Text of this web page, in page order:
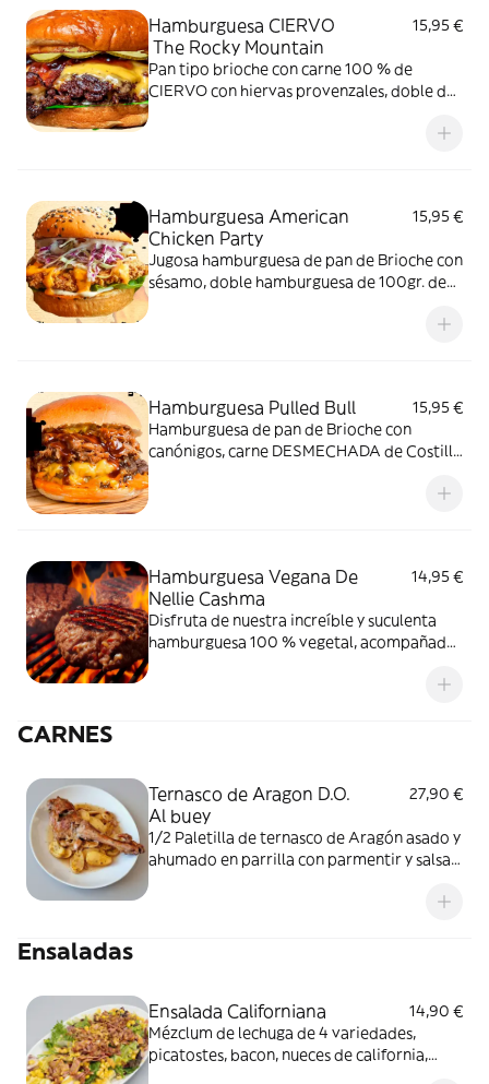
Hamburguesa CIERVO
The Rocky Mountain
15,95 €
Pan tipo brioche con carne 100 % de
CIERVO con hiervas provenzales, doble de
Hamburguesa American
Chicken Party
15,95 €
Jugosa hamburguesa de pan de Brioche con
sésamo, doble hamburguesa de 100gr. de
Zanahoria y cebolla, mezclum de lechugas y
Hamburguesa Pulled Bull
15,95 €
Hamburguesa de pan de Brioche con
canónigos, carne DESMECHADA de Costilla
Hamburguesa Vegana De
Nellie Cashma
14,95 €
Disfruta de nuestra increíble y suculenta
hamburguesa 100 % vegetal, acompañada
CARNES
Ternasco de Aragon D.O.
Al buey
27,90 €
1/2 Paletilla de ternasco de Aragón asado y
ahumado en parrilla con parmentir y salsa
Ensaladas
Ensalada Californiana
14,90 €
Mézclum de lechuga de 4 variedades,
picatostes, bacon, nueces de california,